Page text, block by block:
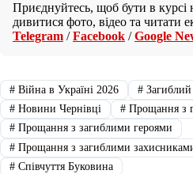
Приєднуйтесь, щоб бути в курсі
дивитися фото, відео та читати
Telegram /Facebook /Google
#Війна в Україні 2026 #Загиблий
#Новини Чернівці #Прощання з
#Прощання з загиблими героями
#Прощання з загиблими
#Співчуття Буковина